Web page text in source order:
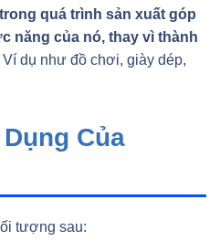
quá trình sản xuất góp
năng của nó, thay vì thành
Ví dụ như đồ chơi, giày dép,
Của
tượng sau: